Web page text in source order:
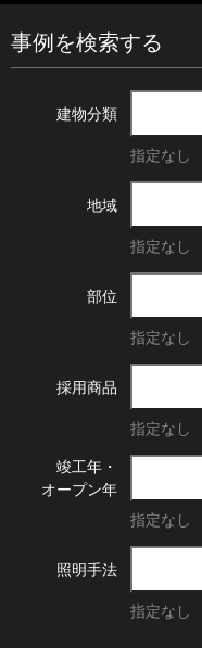
事例を検索する
建物分類
指定なし
地域
指定なし
部位
指定なし
採用商品
指定なし
竣工年・
オープン年
指定なし
照明手法
指定なし